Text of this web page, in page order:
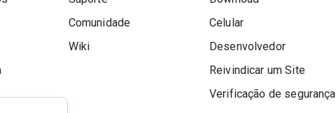
Comunidade
Wiki
Celular
Desenvolvedor
Reivindicar um Site
Verificação de segurança